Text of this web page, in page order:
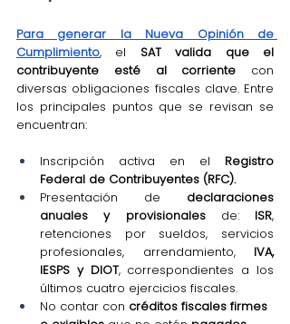
Para generar la Nueva Opinión de
Cumplimiento, el SAT valida que el
contribuyente esté al corriente con
diversas obligaciones fiscales clave. Entre
los principales puntos que se revisan se
encuentran:
Inscripción activa en el Registro
Federal de Contribuyentes (RFC).
Presentación de declaraciones
anuales y provisionales de: ISR,
retenciones por sueldos, servicios
profesionales, arrendamiento, IVA,
IESPS y DIOT, correspondientes a los
últimos cuatro ejercicios fiscales.
No contar con créditos fiscales firmes